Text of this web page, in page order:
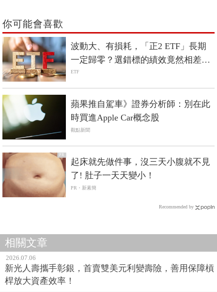
你可能會喜歡
波動大、有損耗，「正2 ETF」長期
一定歸零？選錯標的績效竟然相差5
倍？
ETF
蘋果推自駕車》證券分析師：別在此
時買進Apple Car概念股
觀點新聞
PR
起床就先做件事，沒三天小腹就不見
了! 肚子一天天變小！
PR・新素簡
Recommended by
相關文章
2026.07.06
新光人壽攜手彰銀，首賣雙美元利變壽險，善用保障槓
桿放大資產效率！